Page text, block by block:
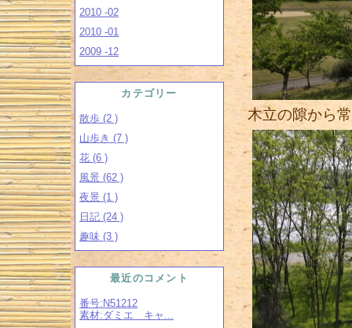
2010 -02
2010 -01
2009 -12
カテゴリー
散歩 (2 )
山歩き (7 )
花 (6 )
風景 (62 )
夜景 (1 )
日記 (24 )
趣味 (3 )
最近のコメント
番号:N51212
素材:ダミエ キャ...
木立の隙から